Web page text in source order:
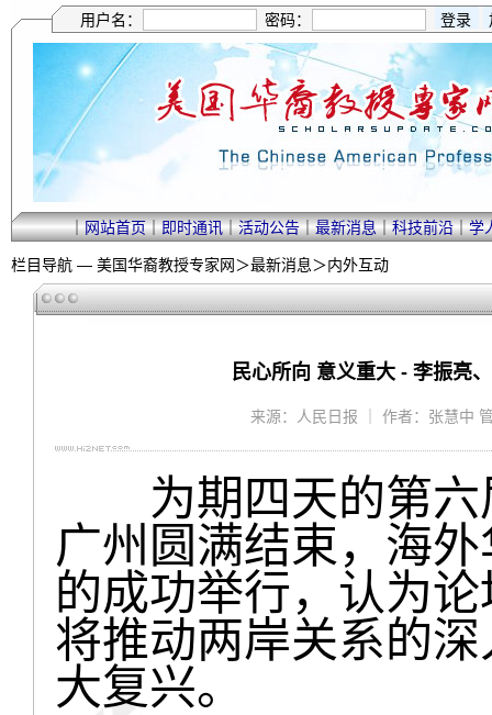
用户名： 密码：
｜网站首页｜即时通讯｜活动公告｜最新消息｜科技前沿｜学
栏目导航 — 美国华裔教授专家网＞最新消息＞内外互动
民心所向 意义重大 - 李振亮
来源：人民日报 ｜ 作者：张慧中
为期四天的第六
广州圆满结束，海
的成功举行，认为
将推动两岸关系的
大复兴。